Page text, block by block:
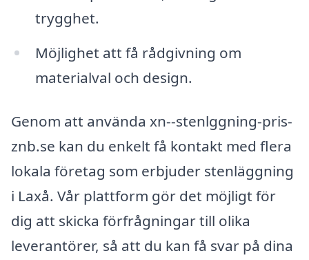
trygghet.
Möjlighet att få rådgivning om
materialval och design.
Genom att använda xn--stenlggning-pris-
znb.se kan du enkelt få kontakt med flera
lokala företag som erbjuder stenläggning
i Laxå. Vår plattform gör det möjligt för
dig att skicka förfrågningar till olika
leverantörer, så att du kan få svar på dina